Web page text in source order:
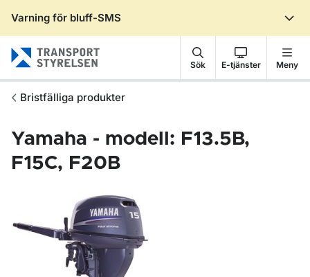
Varning för bluff-SMS
Sök E-tjänster Meny
Bristfälliga produkter
Yamaha - modell: F13.5B,
F15C, F20B